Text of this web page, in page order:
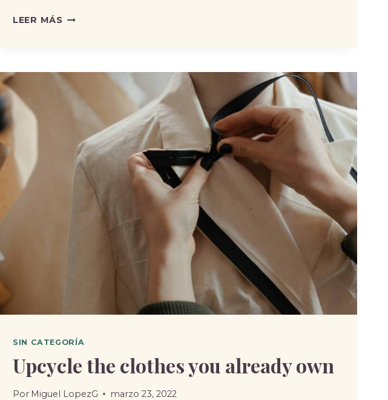
LEER MÁSTHE
THREAD
AND
MATTERS
SIN CATEGORÍA
Upcycle the clothes you already own
Por Miguel LopezG marzo 23, 2022